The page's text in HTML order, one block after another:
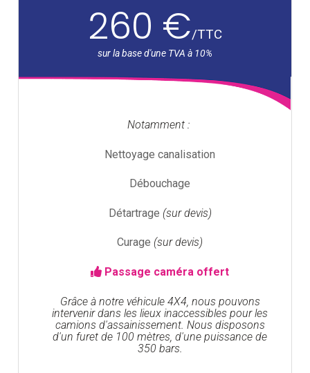
260 €/TTC
Notamment :
Nettoyage canalisation
Débouchage
Détartrage (sur devis)
Curage (sur devis)
Passage caméra offert
Grâce à notre véhicule 4X4, nous pouvons
intervenir dans les lieux inaccessibles pour les
camions d'assainissement. Nous disposons
d'un furet de 100 mètres, d'une puissance de
350 bars.